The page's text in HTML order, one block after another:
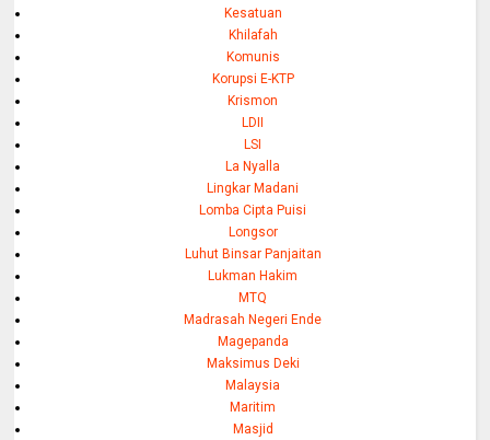
Kesatuan
Khilafah
Komunis
Korupsi E-KTP
Krismon
LDII
LSI
La Nyalla
Lingkar Madani
Lomba Cipta Puisi
Longsor
Luhut Binsar Panjaitan
Lukman Hakim
MTQ
Madrasah Negeri Ende
Magepanda
Maksimus Deki
Malaysia
Maritim
Masjid